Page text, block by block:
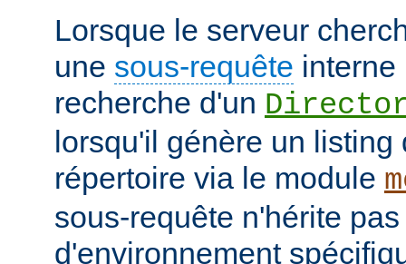
Lorsque le serveur
une sous-requête interne
recherche d'un
lorsqu'il génère un
répertoire via le module
sous-requête n'hérite
d'environnement